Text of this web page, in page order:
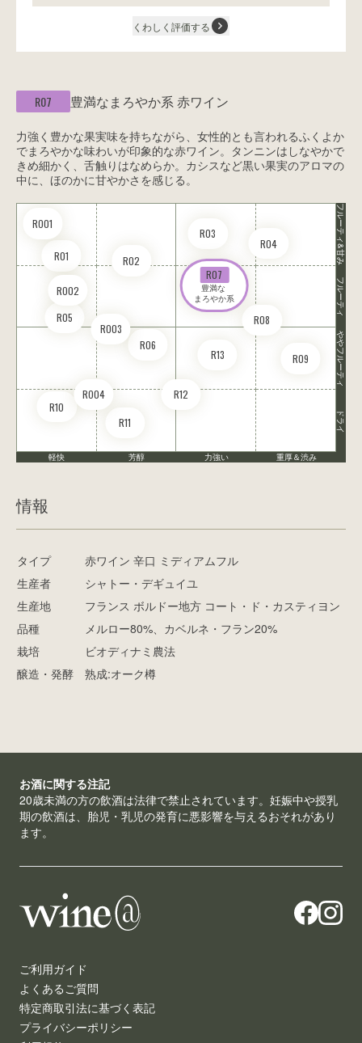
くわしく評価する
R07 豊満なまろやか系 赤ワイン
力強く豊かな果実味を持ちながら、女性的とも言われるふくよか
でまろやかな味わいが印象的な赤ワイン。タンニンはしなやかで
きめ細かく、舌触りはなめらか。カシスなど黒い果実のアロマの
中に、ほのかに甘やかさを感じる。
R01 R02
R03
R04
R05
R06
R07
豊満な
まろやか系
R08
R09
R10
R11
R12
R13
RO01
RO02
RO03
RO04
フルーティ&甘み
フルーティ
ややフルーティ
ドライ
軽快 芳醇 力強い 重厚＆渋み
情報
タイプ
赤ワイン 辛口 ミディアムフル
生産者
シャトー・デギュイユ
生産地
フランス ボルドー地方 コート・ド・カスティヨン
品種
メルロー80%、カベルネ・フラン20%
栽培
ビオディナミ農法
醸造・発酵
熟成:オーク樽
お酒に関する注記
20歳未満の方の飲酒は法律で禁止されています。妊娠中や授乳
期の飲酒は、胎児・乳児の発育に悪影響を与えるおそれがあり
ます。
ご利用ガイド
よくあるご質問
特定商取引法に基づく表記
プライバシーポリシー